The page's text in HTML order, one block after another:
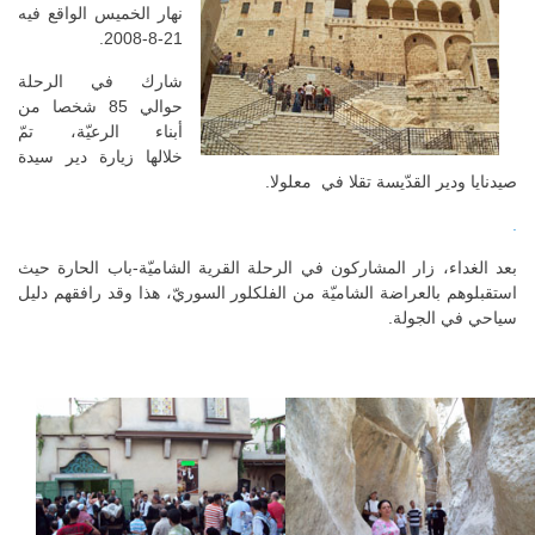
نهار الخميس الواقع فيه
21-8-2008.
شارك في الرحلة
حوالي 85 شخصا من
أبناء الرعيّة، تمّ
خلالها زيارة دير سيدة
صيدنايا ودير القدّيسة تقلا في معلولا.
.
بعد الغداء، زار المشاركون في الرحلة القرية الشاميّة-باب الحارة حيث
استقبلوهم بالعراضة الشاميّة من الفلكلور السوريّ، هذا وقد رافقهم دليل
سياحي في الجولة.